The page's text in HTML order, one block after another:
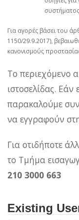
Για αγορές βάσει του
1150/29.9.2017),
κανονισμούς
Το περιεχόμενο
ιστοσελίδας.
παρακαλούμε
να εγγραφούν
Για οτιδήποτε
το Τμήμα
210 3000 663
Existing